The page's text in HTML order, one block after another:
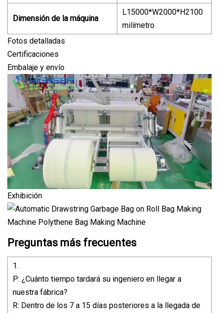
Dimensión de la máquina
L15000*W2000*H2100
milímetro
Fotos detalladas
Certificaciones
Embalaje y envío
Exhibición
Preguntas más frecuentes
1.
P: ¿Cuánto tiempo tardará su ingeniero en llegar a
nuestra fábrica?
R: Dentro de los 7 a 15 días posteriores a la llegada de